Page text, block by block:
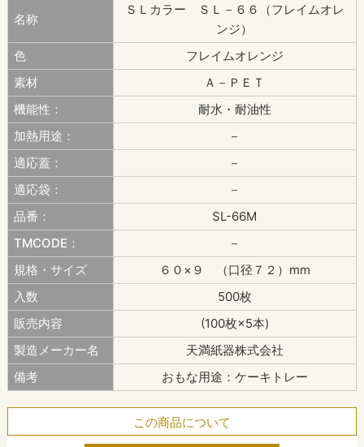
名称
ＳＬカラー ＳＬ－６６（フレイムオレ
ンジ）
色
フレイムオレンジ
素材
Ａ－ＰＥＴ
機能性：
耐水・耐油性
加熱用途：
－
適応蓋：
－
適応袋：
－
品番：
SL-66M
TMCODE：
－
規格・サイズ
６０×９ （口径７２）mm
入数
500枚
販売内容
(100枚×5本)
製造メーカー名
天満紙器株式会社
備考
おもな用途：ケーキトレー
この商品について